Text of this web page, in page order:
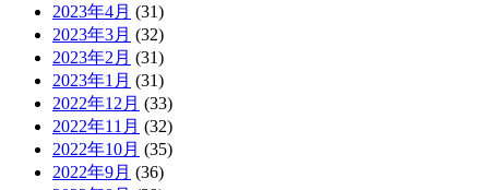
2023年4月 (31)
2023年3月 (32)
2023年2月 (31)
2023年1月 (31)
2022年12月 (33)
2022年11月 (32)
2022年10月 (35)
2022年9月 (36)